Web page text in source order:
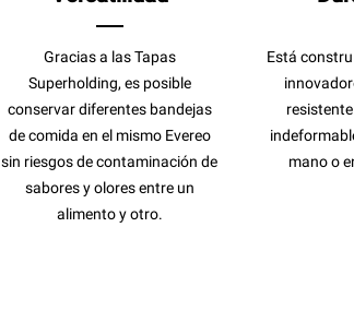
Gracias a las Tapas
Superholding, es posible
conservar diferentes bandejas
de comida en el mismo Evereo
sin riesgos de contaminación de
sabores y olores entre un
alimento y otro.
Está
mano o